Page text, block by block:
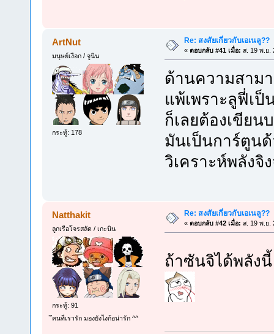
ArtNut
มนุษย์เงือก / จูนิน
กระทู้: 178
Re: สงสัยเกี่ยวกับเอเนลู??
« ตอบกลับ #41 เมื่อ: ส. 19 พ.ย.
ด้านความสามา
แพ้เพราะลูฟี่เ
ก็เลยต้องเขียน
มันเป็นการ์ตูน
วิเคราะห์พลัง
Natthakit
ลูกเรือโจรสลัด / เกะนิน
กระทู้: 91
ึคนที่เรารัก มองยังไงก้อน่ารัก ^^
Re: สงสัยเกี่ยวกับเอเนลู??
« ตอบกลับ #42 เมื่อ: ส. 19 พ.ย.
ถ้าซันจิได้พลัง